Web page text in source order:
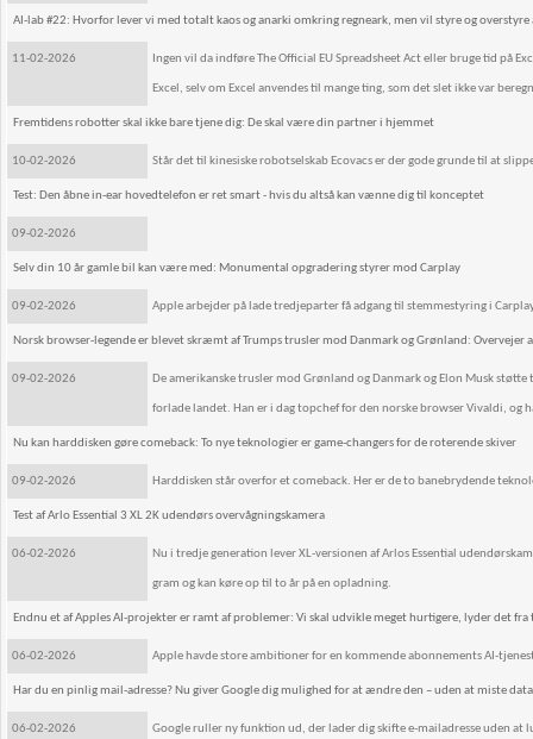
AI-lab #22: Hvorfor lever vi med totalt kaos og anarki omkring regneark, men vil styre og overstyre
11-02-2026 Ingen vil da indføre The Official EU Spreadsheet Act eller bruge tid på
Excel, selv om Excel anvendes til mange ting, som det slet ikke var
Fremtidens robotter skal ikke bare tjene dig: De skal være din partner i hjemmet
10-02-2026 Står det til kinesiske robotselskab Ecovacs er der gode grunde til at
Test: Den åbne in-ear hovedtelefon er ret smart - hvis du altså kan vænne dig til konceptet
09-02-2026
Selv din 10 år gamle bil kan være med: Monumental opgradering styrer mod Carplay
09-02-2026 Apple arbejder på lade tredjeparter få adgang til stemmestyring i
Norsk browser-legende er blevet skræmt af Trumps trusler mod Danmark og Grønland: Overvejer
09-02-2026 De amerikanske trusler mod Grønland og Danmark og Elon Musk
forlade landet. Han er i dag topchef for den norske browser Vivaldi, og
Nu kan harddisken gøre comeback: To nye teknologier er game-changers for de roterende skiver
09-02-2026 Harddisken står overfor et comeback. Her er de to banebrydende
Test af Arlo Essential 3 XL 2K udendørs overvågningskamera
06-02-2026 Nu i tredje generation lever XL-versionen af Arlos Essential
gram og kan køre op til to år på en opladning.
Endnu et af Apples AI-projekter er ramt af problemer: Vi skal udvikle meget hurtigere, lyder det fra
06-02-2026 Apple havde store ambitioner for en kommende abonnements AI-
Har du en pinlig mail-adresse? Nu giver Google dig mulighed for at ændre den – uden at miste data
06-02-2026 Google ruller ny funktion ud, der lader dig skifte e-mailadresse uden at